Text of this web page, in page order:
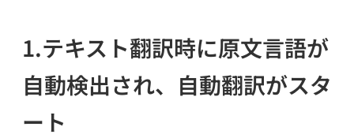
1.テキスト翻訳時に原文言語が
自動検出され、自動翻訳がスタ
ート